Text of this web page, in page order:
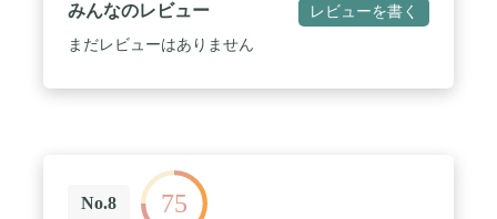
みんなのレビュー レビューを書く
まだレビューはありません
No.8 75